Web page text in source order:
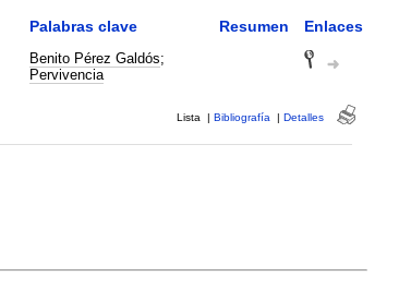
Palabras clave Resumen Enlaces
Benito Pérez Galdós;
Pervivencia
Lista | Bibliografía | Detalles